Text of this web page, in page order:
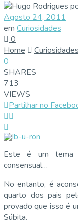
Agosto 24, 2011
em Curiosidades
0
Home
Curiosidades
0
SHARES
713
VIEWS
Partilhar no
Este é um tema
consensual…
No entanto, é
quarto dos pais
provado que isso é
Súbita.